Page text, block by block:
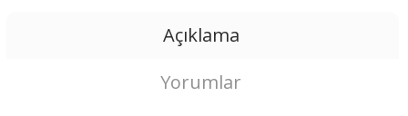
Açıklama
Yorumlar